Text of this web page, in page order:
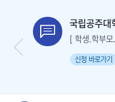
국립공주대
신청
[ 학생.학부
신청 바로가기